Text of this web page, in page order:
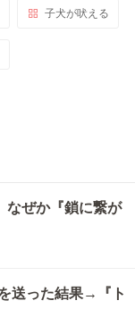
子犬が吠える
なぜか『鎖に繋が
送った結果→『ト